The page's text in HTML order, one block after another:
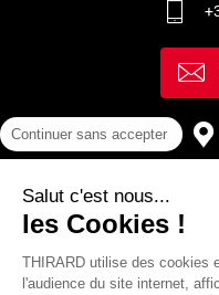
Continuer sans accepter
Salut c'est nous...
les Cookies !
THIRARD utilise des cookies
l'audience du site internet,